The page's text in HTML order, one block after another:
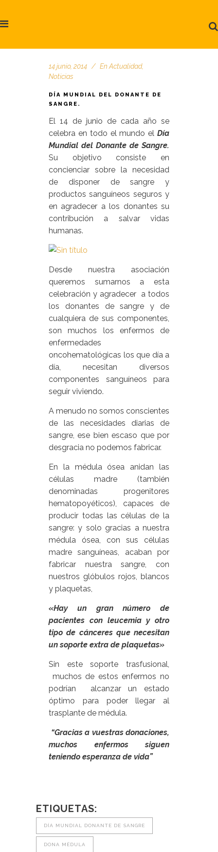
14 junio, 2014 En Actualidad,
Noticias
DÍA MUNDIAL DEL DONANTE DE
SANGRE.
El 14 de junio de cada año se
celebra en todo el mundo el Día
Mundial del Donante de Sangre.
Su objetivo consiste en
concienciar sobre la necesidad
de disponer de sangre y
productos sanguíneos seguros y
en agradecer a los donantes su
contribución a salvar vidas
humanas.
Desde nuestra asociación
queremos sumarnos a esta
celebración y agradecer a todos
los donantes de sangre y de
cualquiera de sus componentes,
son muchos los enfermos de
enfermedades
oncohematológicas los que día a
día, necesitan diversos
componentes sanguíneos para
seguir viviendo.
A menudo no somos conscientes
de las necesidades diarias de
sangre, ese bien escaso que por
desgracia no podemos fabricar.
En la médula ósea anidan las
células madre (también
denominadas progenitores
hematopoyéticos), capaces de
producir todas las células de la
sangre: y solo gracias a nuestra
médula ósea, con sus células
madre sanguíneas, acaban por
fabricar nuestra sangre, con
nuestros glóbulos rojos, blancos
y plaquetas,
«Hay un gran número de
pacientes con leucemia y otro
tipo de cánceres que necesitan
un soporte extra de plaquetas»
Sin este soporte trasfusional,
muchos de estos enfermos no
podrían alcanzar un estado
óptimo para poder llegar al
trasplante de médula.
“Gracias a vuestras donaciones,
muchos enfermos siguen
teniendo esperanza de vida”
ETIQUETAS:
DÍA MUNDIAL DONANTE DE SANGRE
DONA MÉDULA